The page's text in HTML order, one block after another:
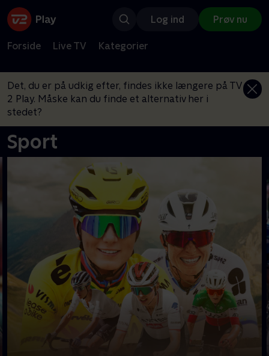
Log ind Prøv nu
Forside Live TV Kategorier
Det, du er på udkig efter, findes ikke længere på TV
2 Play. Måske kan du finde et alternativ her i
stedet?
Sport